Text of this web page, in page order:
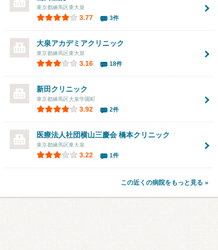
東京都練馬区東大泉
3.77 3件
大泉アカデミアクリニック
東京都練馬区東大泉
3.16 18件
新田クリニック
東京都練馬区大泉学園町
3.92 2件
医療法人社団横山三慶会橋本クリニック
東京都練馬区東大泉
3.22 1件
この近くの病院をもっと見る »